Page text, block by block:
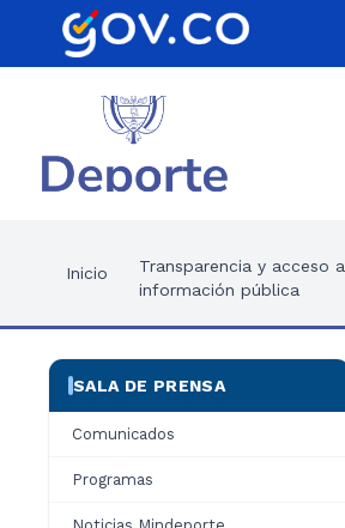
Inicio
Transparencia y acceso a
información pública
SALA DE PRENSA
Comunicados
Programas